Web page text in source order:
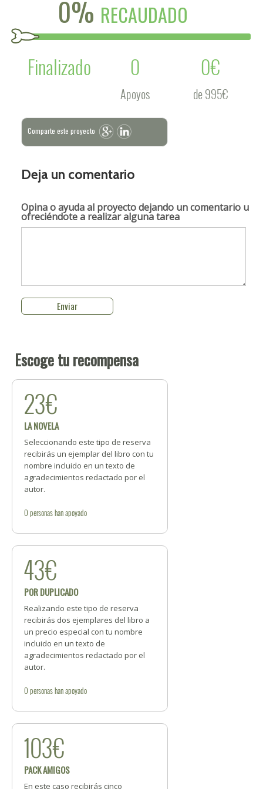
0% RECAUDADO
Finalizado
0
Apoyos
0€
de 995€
Comparte este proyecto
Deja un comentario
Opina o ayuda al proyectodejando un comentario u
ofreciéndote a realizar alguna tarea
Escoge tu recompensa
23€
LA NOVELA
Seleccionando este tipo de reserva
recibirás un ejemplar del libro con tu
nombre incluido en un texto de
agradecimientos redactado por el
autor.
0 personashan apoyado
43€
POR DUPLICADO
Realizando este tipo de reserva
recibirás dos ejemplares del libro a
un precio especial con tu nombre
incluido en un texto de
agradecimientos redactado por el
autor.
0 personashan apoyado
103€
PACK AMIGOS
En este caso recibirás cinco